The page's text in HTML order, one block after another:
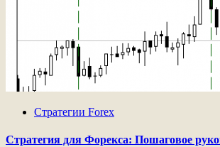
Стратегии Forex
Стратегия для Форекса: Пошаговое